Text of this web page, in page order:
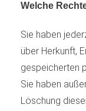
Welche
Sie haben
über Herkunft,
gespeicherten
Sie haben
Löschung